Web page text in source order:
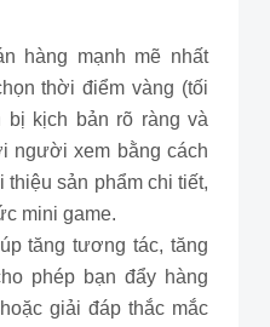
hàng mạnh mẽ nhất
thời điểm vàng (tối
bị kịch bản rõ ràng và
người xem bằng cách
sản phẩm chi tiết,
mini game.
tăng tương tác, tăng
phép bạn đẩy hàng
giải đáp thắc mắc